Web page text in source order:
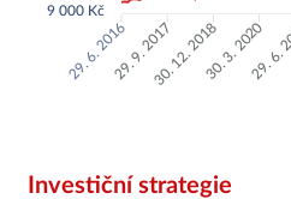
KONTAKT
29. 6. 201629. 9. 201730. 12. 201830. 3. 2020
29.
9 000 Kč
Investiční strategie